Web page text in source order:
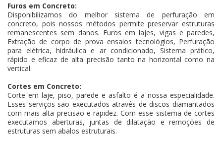
Furos em Concreto:
Disponibilizamos do melhor sistema de perfuração em
concreto, pois nossos métodos permite preservar estruturas
remanescentes sem danos. Furos em lajes, vigas e paredes,
Extração de corpo de prova ensaios tecnológios, Perfuração
para elétrica, hidráulica e ar condicionado, Sistema prático,
rápido e eficaz de alta precisão tanto na horizontal como na
vertical.
Cortes em Concreto:
Corte em laje, piso, parede e asfalto é a nossa especialidade.
Esses serviços são executados através de discos diamantados
com mais alta precisão e rapidez. Com esse sistema de cortes
executamos aberturas, juntas de dilatação e remoções de
estruturas sem abalos estruturais.